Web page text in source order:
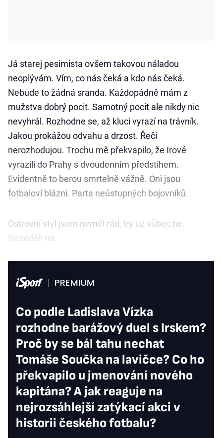
Já starej pesimista ovšem takovou náladou
neoplývám. Vím, co nás čeká a kdo nás čeká.
Nebude to žádná sranda. Každopádně mám z
mužstva dobrý pocit. Samotný pocit ale nikdy nic
nevyhrál. Rozhodne se, až kluci vyrazí na trávník.
Jakou prokážou odvahu a drzost. Řeči
nerozhodujou. Trochu mě překvapilo, že Irové
vyrazili do Prahy s dvoudenním předstihem.
Evidentně to berou smrtelně vážně. Oni jsou
fotbaloví blázni. Parta neústupných bojovníků.
Ostrovní styl jsem neměl rád, Iry už vůbec ne.
Neseděli mi.
Co podle Ladislava Vízka
rozhodne barážový duel s Irskem?
Proč by se bál tahu nechat
Tomáše Součka na lavičce? Co ho
překvapilo u jmenování nového
kapitána? A jak reaguje na
nejrozsáhlejší zatýkací akci v
historii českého fotbalu?